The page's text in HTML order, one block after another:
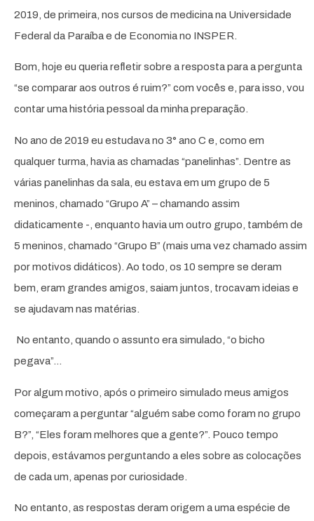
2019, de primeira, nos cursos de medicina na Universidade
Federal da Paraíba e de Economia no INSPER.
Bom, hoje eu queria refletir sobre a resposta para a pergunta
“se comparar aos outros é ruim?” com vocês e, para isso, vou
contar uma história pessoal da minha preparação.
No ano de 2019 eu estudava no 3° ano C e, como em
qualquer turma, havia as chamadas “panelinhas”. Dentre as
várias panelinhas da sala, eu estava em um grupo de 5
meninos, chamado “Grupo A” – chamando assim
didaticamente -, enquanto havia um outro grupo, também de
5 meninos, chamado “Grupo B” (mais uma vez chamado assim
por motivos didáticos). Ao todo, os 10 sempre se deram
bem, eram grandes amigos, saiam juntos, trocavam ideias e
se ajudavam nas matérias.
No entanto, quando o assunto era simulado, “o bicho
pegava”…
Por algum motivo, após o primeiro simulado meus amigos
começaram a perguntar “alguém sabe como foram no grupo
B?”, “Eles foram melhores que a gente?”. Pouco tempo
depois, estávamos perguntando a eles sobre as colocações
de cada um, apenas por curiosidade.
No entanto, as respostas deram origem a uma espécie de